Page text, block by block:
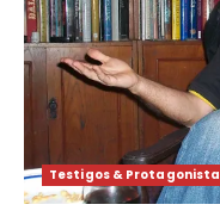
Testigos &